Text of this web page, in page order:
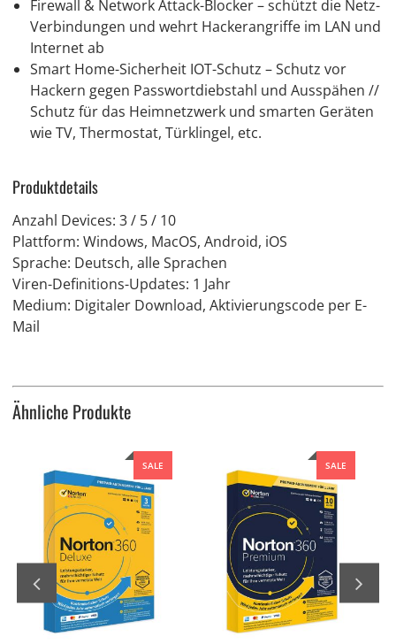
Firewall & Network Attack-Blocker – schützt die Netz-
Verbindungen und wehrt Hackerangriffe im LAN und
Internet ab
Smart Home-Sicherheit IOT-Schutz – Schutz vor
Hackern gegen Passwortdiebstahl und Ausspähen //
Schutz für das Heimnetzwerk und smarten Geräten
wie TV, Thermostat, Türklingel, etc.
Produktdetails
Anzahl Devices: 3 / 5 / 10
Plattform: Windows, MacOS, Android, iOS
Sprache: Deutsch, alle Sprachen
Viren-Definitions-Updates: 1 Jahr
Medium: Digitaler Download, Aktivierungscode per E-
Mail
Ähnliche Produkte
SALE SALE